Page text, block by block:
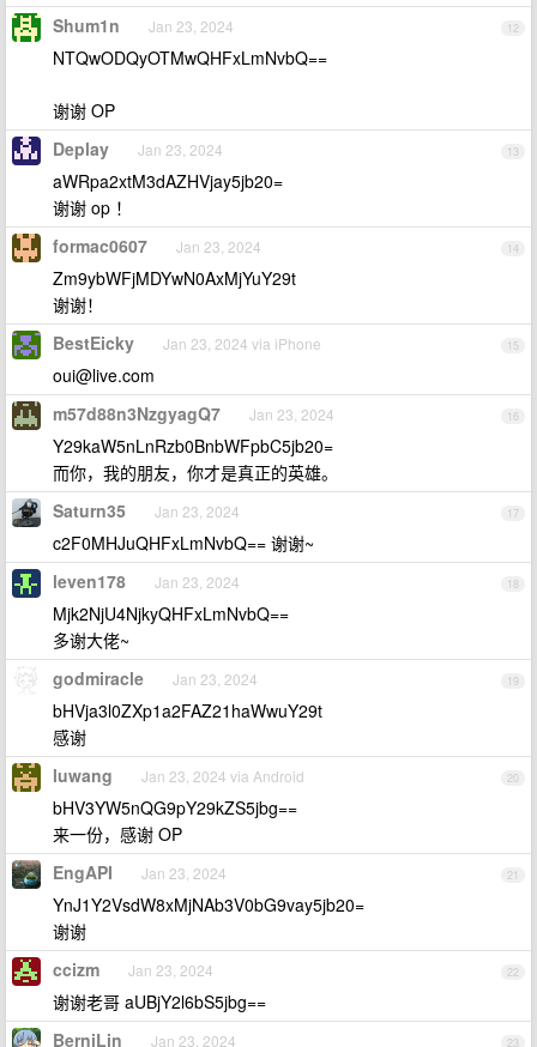
12
Shum1n Jan 23, 2024
NTQwODQyOTMwQHFxLmNvbQ==
谢谢 OP
13
Deplay Jan 23, 2024
aWRpa2xtM3dAZHVjay5jb20=
谢谢 op ！
14
formac0607 Jan 23, 2024
Zm9ybWFjMDYwN0AxMjYuY29t
谢谢！
15
BestEicky Jan 23, 2024 via iPhone
oui@live.com
16
m57d88n3NzgyagQ7 Jan 23, 2024
Y29kaW5nLnRzb0BnbWFpbC5jb20=
而你，我的朋友，你才是真正的英雄。
17
Saturn35 Jan 23, 2024
c2F0MHJuQHFxLmNvbQ== 谢谢~
18
leven178 Jan 23, 2024
Mjk2NjU4NjkyQHFxLmNvbQ==
多谢大佬~
19
godmiracle Jan 23, 2024
bHVja3l0ZXp1a2FAZ21haWwuY29t
感谢
20
luwang Jan 23, 2024 via Android
bHV3YW5nQG9pY29kZS5jbg==
来一份，感谢 OP
21
EngAPI Jan 23, 2024
YnJ1Y2VsdW8xMjNAb3V0bG9vay5jb20=
谢谢
22
ccizm Jan 23, 2024
谢谢老哥 aUBjY2l6bS5jbg==
23
BerniLin Jan 23, 2024